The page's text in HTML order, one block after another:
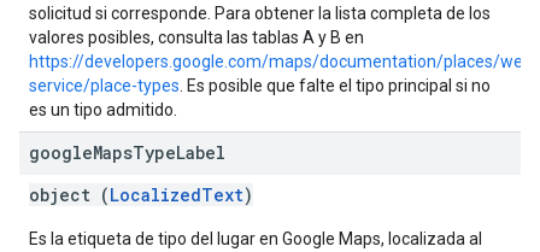
solicitud si corresponde. Para obtener la lista completa de los
valores posibles, consulta las tablas A y B en
https://developers.google.com/maps/documentation/places/web-
service/place-types . Es posible que falte el tipo principal si no
es un tipo admitido.
googleMapsTypeLabel
object (LocalizedText)
Es la etiqueta de tipo del lugar en Google Maps, localizada al